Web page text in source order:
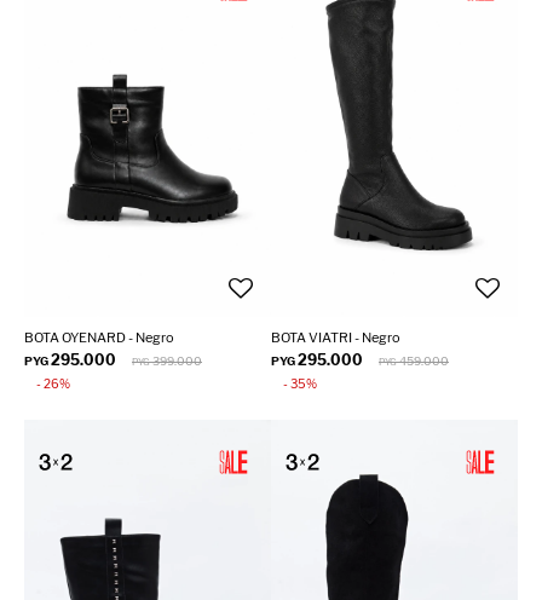
BOTA OYENARD - Negro
PYG295.000 PYG 399.000
26
BOTA VIATRI - Negro
PYG295.000 PYG 459.000
35